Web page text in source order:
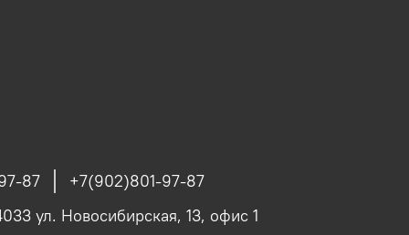
87
+7(902)801-97-87
ул. Новосибирская, 13, офис 1